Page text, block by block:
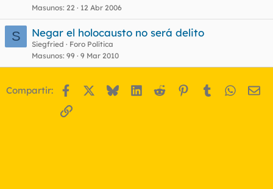
Masunos 22 12 Abr 2006
S Negar el holocausto no será delito
Siegfried
Foro Política
Masunos 99 9 Mar 2010
Compartir: Facebook BlueskyLinkedIn
Reddit Pinterest
Tumblr
Enlace